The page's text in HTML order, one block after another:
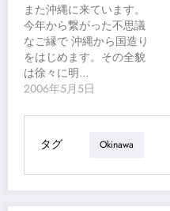
また沖縄に来ています。
今年から繋がった不思議
なご縁で 沖縄から国造り
をはじめます。その全貌
は徐々に明…
2006年5月5日
タグ Okinawa